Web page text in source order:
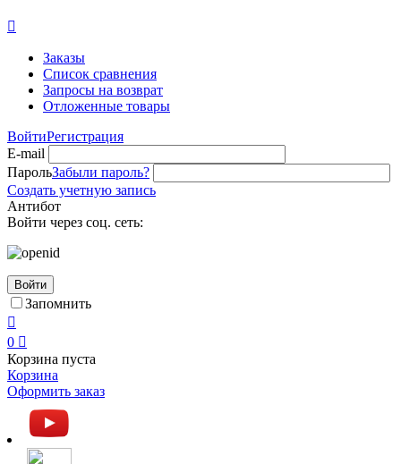

Заказы
Список сравнения
Запросы на возврат
Отложенные товары
ВойтиРегистрация
E-mail
ПарольЗабыли пароль?
Создать учетную запись
Антибот
Войти через соц. сеть:
Войти
Запомнить

0 
Корзина пуста
Корзина
Оформить заказ